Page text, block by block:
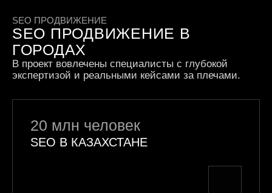
SEO ПРОДВИЖЕНИЕ
SEO ПРОДВИЖЕНИЕ В
ГОРОДАХ
В проект вовлечены специалисты с глубокой
экспертизой и реальными кейсами за плечами.
20 млн человек
SEO В КАЗАХСТАНЕ